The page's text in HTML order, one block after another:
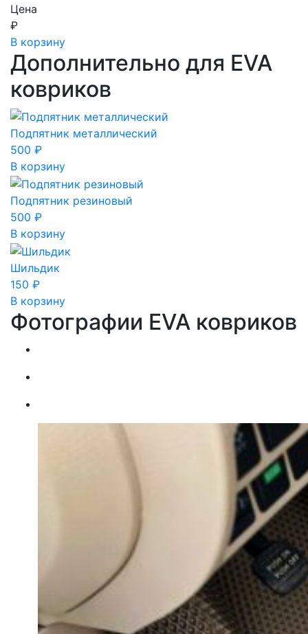
Цена
₽
В корзину
Дополнительно для EVA
ковриков
Подпятник металлический
500 ₽
В корзину
Подпятник резиновый
500 ₽
В корзину
Шильдик
150 ₽
В корзину
Фотографии EVA ковриков